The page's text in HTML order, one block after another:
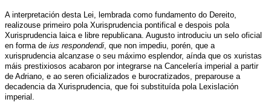
A interpretación desta Lei, lembrada como fundamento do Dereito,
realizouse primeiro pola Xurisprudencia pontifical e despois pola
Xurisprudencia laica e libre republicana. Augusto introduciu un selo oficial
en forma de ius respondendi , que non impediu, porén, que a
xurisprudencia alcanzase o seu máximo esplendor, aínda que os xuristas
máis prestixiosos acabaron por integrarse na Cancelería imperial a partir
de Adriano, e ao seren oficializados e burocratizados, preparouse a
decadencia da Xurisprudencia, que foi substituída pola Lexislación
imperial.